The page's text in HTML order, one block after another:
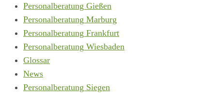
Personalberatung Gießen
Personalberatung Marburg
Personalberatung Frankfurt
Personalberatung Wiesbaden
Glossar
News
Personalberatung Siegen